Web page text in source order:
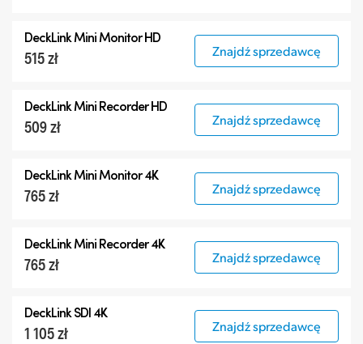
DeckLink Mini Monitor HD
515 zł Znajdź sprzedawcę
DeckLink Mini Recorder HD
509 zł Znajdź sprzedawcę
DeckLink Mini Monitor 4K
765 zł Znajdź sprzedawcę
DeckLink Mini Recorder 4K
765 zł Znajdź sprzedawcę
DeckLink SDI 4K
1 105 zł Znajdź sprzedawcę